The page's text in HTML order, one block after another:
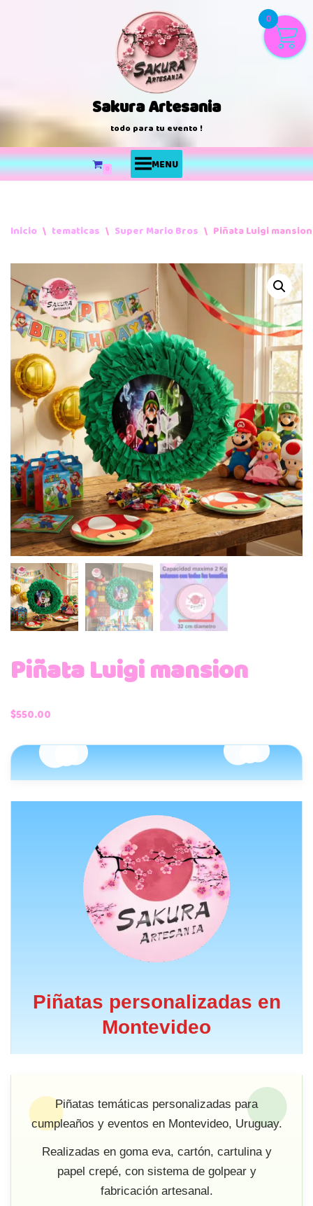
Sakura Artesania
todo para tu evento !
0 MENU
Inicio \ tematicas \ Super Mario Bros \ Piñata Luigi mansion
Piñata Luigi mansion
$550.00
Piñatas personalizadas en
Montevideo
Piñatas temáticas personalizadas para
cumpleaños y eventos en Montevideo, Uruguay.
Realizadas en goma eva, cartón, cartulina y
papel crepé, con sistema de golpear y
fabricación artesanal.
0